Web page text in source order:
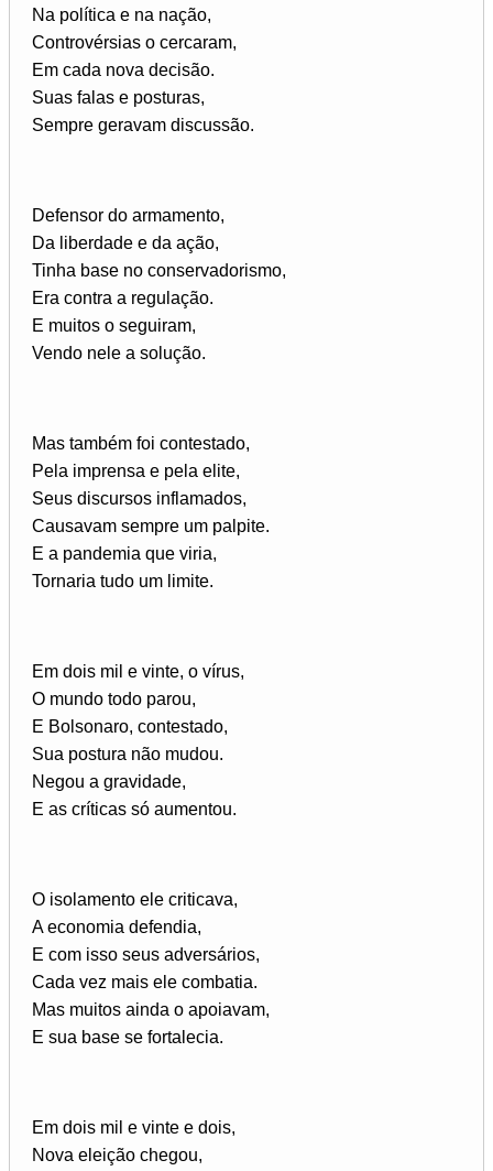
Na política e na nação,
Controvérsias o cercaram,
Em cada nova decisão.
Suas falas e posturas,
Sempre geravam discussão.
Defensor do armamento,
Da liberdade e da ação,
Tinha base no conservadorismo,
Era contra a regulação.
E muitos o seguiram,
Vendo nele a solução.
Mas também foi contestado,
Pela imprensa e pela elite,
Seus discursos inflamados,
Causavam sempre um palpite.
E a pandemia que viria,
Tornaria tudo um limite.
Em dois mil e vinte, o vírus,
O mundo todo parou,
E Bolsonaro, contestado,
Sua postura não mudou.
Negou a gravidade,
E as críticas só aumentou.
O isolamento ele criticava,
A economia defendia,
E com isso seus adversários,
Cada vez mais ele combatia.
Mas muitos ainda o apoiavam,
E sua base se fortalecia.
Em dois mil e vinte e dois,
Nova eleição chegou,